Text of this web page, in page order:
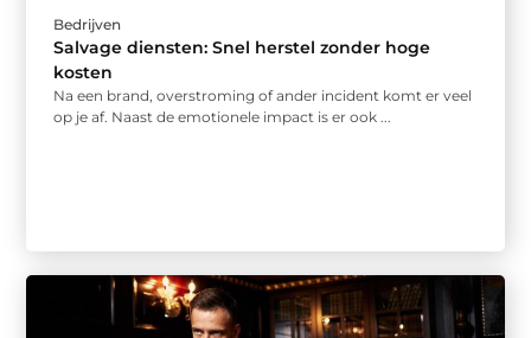
Bedrijven
Salvage diensten: Snel herstel zonder hoge
kosten
Na een brand, overstroming of ander incident komt er veel
op je af. Naast de emotionele impact is er ook ...